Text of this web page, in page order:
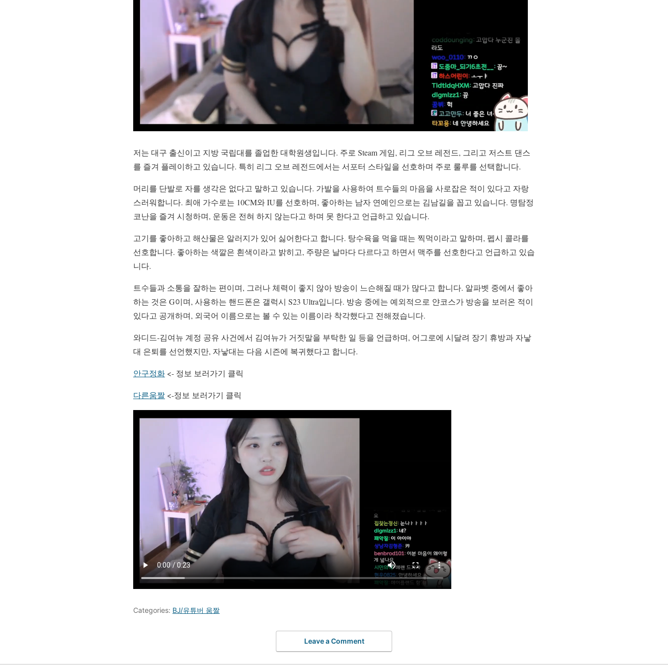
저는 대구 출신이고 지방 국립대를 졸업한 대학원생입니다. 주로 Steam 게임, 리그 오브 레전드, 그리고 저스트 댄스
를 즐겨 플레이하고 있습니다. 특히 리그 오브 레전드에서는 서포터 스타일을 선호하며 주로 룰루를 선택합니다.
머리를 단발로 자를 생각은 없다고 말하고 있습니다. 가발을 사용하여 트수들의 마음을 사로잡은 적이 있다고 자랑
스러워합니다. 최애 가수로는 10CM와 IU를 선호하며, 좋아하는 남자 연예인으로는 김남길을 꼽고 있습니다. 명탐정
코난을 즐겨 시청하며, 운동은 전혀 하지 않는다고 하며 못 한다고 언급하고 있습니다.
고기를 좋아하고 해산물은 알러지가 있어 싫어한다고 합니다. 탕수육을 먹을 때는 찍먹이라고 말하며, 펩시 콜라를
선호합니다. 좋아하는 색깔은 흰색이라고 밝히고, 주량은 날마다 다르다고 하면서 맥주를 선호한다고 언급하고 있습
니다.
트수들과 소통을 잘하는 편이며, 그러나 체력이 좋지 않아 방송이 느슨해질 때가 많다고 합니다. 알파벳 중에서 좋아
하는 것은 G이며, 사용하는 핸드폰은 갤럭시 S23 Ultra입니다. 방송 중에는 예외적으로 얀코스가 방송을 보러온 적이
있다고 공개하며, 외국어 이름으로는 볼 수 있는 이름이라 착각했다고 전해졌습니다.
와디드-김여뉴 계정 공유 사건에서 김여뉴가 거짓말을 부탁한 일 등을 언급하며, 어그로에 시달려 장기 휴방과 자낳
대 은퇴를 선언했지만, 자낳대는 다음 시즌에 복귀했다고 합니다.
안구정화 <- 정보 보러가기 클릭
다른움짤 <-정보 보러가기 클릭
Categories: BJ/유튜버 움짤
Leave a Comment